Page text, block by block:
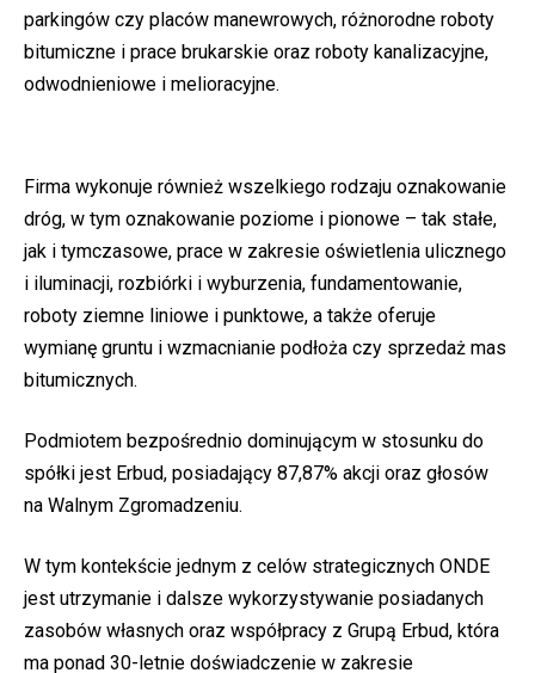
parkingów czy placów manewrowych, różnorodne roboty
bitumiczne i prace brukarskie oraz roboty kanalizacyjne,
odwodnieniowe i melioracyjne.
Firma wykonuje również wszelkiego rodzaju oznakowanie
dróg, w tym oznakowanie poziome i pionowe – tak stałe,
jak i tymczasowe, prace w zakresie oświetlenia ulicznego
i iluminacji, rozbiórki i wyburzenia, fundamentowanie,
roboty ziemne liniowe i punktowe, a także oferuje
wymianę gruntu i wzmacnianie podłoża czy sprzedaż mas
bitumicznych.
Podmiotem bezpośrednio dominującym w stosunku do
spółki jest Erbud, posiadający 87,87% akcji oraz głosów
na Walnym Zgromadzeniu.
W tym kontekście jednym z celów strategicznych ONDE
jest utrzymanie i dalsze wykorzystywanie posiadanych
zasobów własnych oraz współpracy z Grupą Erbud, która
ma ponad 30-letnie doświadczenie w zakresie